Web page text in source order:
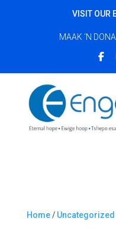
VISIT OUR
MAAK ‘N
Home/ Uncategorized